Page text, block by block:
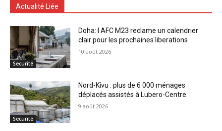
Actualité Liée
Securité
Doha: l AFC M23 reclame un calendrier
clair pour les prochaines liberations
10 août 2026
Securité
Nord-Kivu : plus de 6 000 ménages
déplacés assistés à Lubero-Centre
9 août 2026